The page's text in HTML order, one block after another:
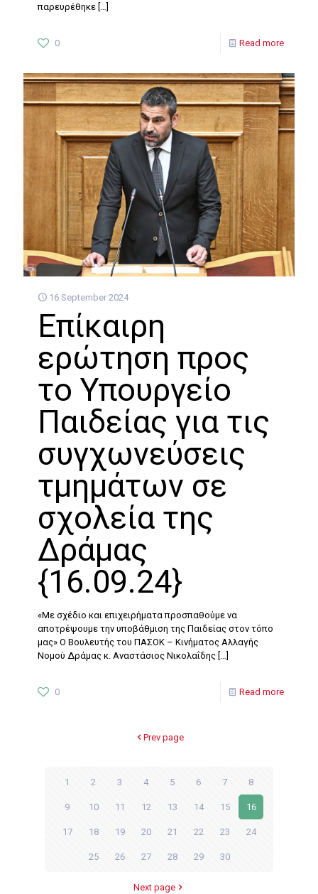
παρευρέθηκε […]
0 Read more
16 September 2024
Eπίκαιρη
ερώτηση προς
το Υπουργείο
Παιδείας για τις
συγχωνεύσεις
τμημάτων σε
σχολεία της
Δράμας
{16.09.24}
«Με σχέδιο και επιχειρήματα προσπαθούμε να
αποτρέψουμε την υποβάθμιση της Παιδείας στον τόπο
μας» Ο Βουλευτής του ΠΑΣΟΚ – Κινήματος Αλλαγής
Νομού Δράμας κ. Αναστάσιος Νικολαΐδης […]
0 Read more
Prev page
1 2 3 4 5 6 7 8
9 10 11 12 13 14 15 16
17 18 19 20 21 22 23 24
25 26 27 28 29 30
Next page